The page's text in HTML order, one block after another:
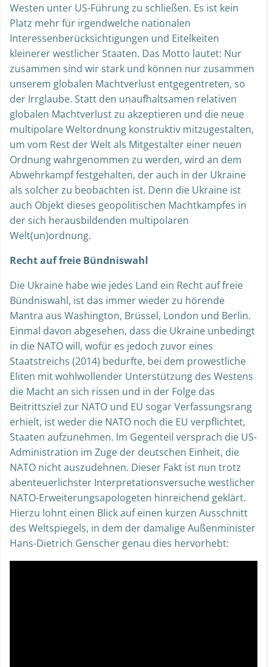
Westen unter US-Führung zu schließen. Es ist kein
Platz mehr für irgendwelche nationalen
Interessenberücksichtigungen und Eitelkeiten
kleinerer westlicher Staaten. Das Motto lautet: Nur
zusammen sind wir stark und können nur zusammen
unserem globalen Machtverlust entgegentreten, so
der Irrglaube. Statt den unaufhaltsamen relativen
globalen Machtverlust zu akzeptieren und die neue
multipolare Weltordnung konstruktiv mitzugestalten,
um vom Rest der Welt als Mitgestalter einer neuen
Ordnung wahrgenommen zu werden, wird an dem
Abwehrkampf festgehalten, der auch in der Ukraine
als solcher zu beobachten ist. Denn die Ukraine ist
auch Objekt dieses geopolitischen Machtkampfes in
der sich herausbildenden multipolaren
Welt(un)ordnung.
Recht auf freie Bündniswahl
Die Ukraine habe wie jedes Land ein Recht auf freie
Bündniswahl, ist das immer wieder zu hörende
Mantra aus Washington, Brüssel, London und Berlin.
Einmal davon abgesehen, dass die Ukraine unbedingt
in die NATO will, wofür es jedoch zuvor eines
Staatstreichs (2014) bedurfte, bei dem prowestliche
Eliten mit wohlwollender Unterstützung des Westens
die Macht an sich rissen und in der Folge das
Beitrittsziel zur NATO und EU sogar Verfassungsrang
erhielt, ist weder die NATO noch die EU verpflichtet,
Staaten aufzunehmen. Im Gegenteil versprach die US-
Administration im Zuge der deutschen Einheit, die
NATO nicht auszudehnen. Dieser Fakt ist nun trotz
abenteuerlichster Interpretationsversuche westlicher
NATO-Erweiterungsapologeten hinreichend geklärt.
Hierzu lohnt einen Blick auf einen kurzen Ausschnitt
des Weltspiegels, in dem der damalige Außenminister
Hans-Dietrich Genscher genau dies hervorhebt: